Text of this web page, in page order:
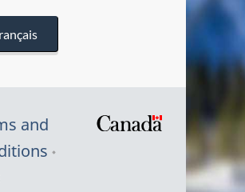
and
Symbole